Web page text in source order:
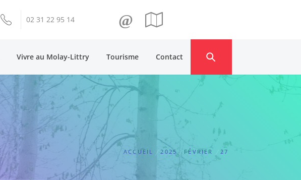
02 31 22 95 14 @
Vivre au Molay-Littry Tourisme Contact
ACCUEIL 2025 FÉVRIER 27